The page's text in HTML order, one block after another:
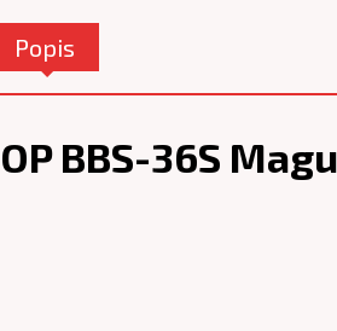
Popis
BBS-36S